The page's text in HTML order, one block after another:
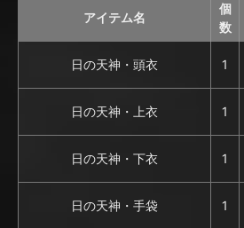
アイテム名
個
数
日の天神・頭衣 1
日の天神・上衣 1
日の天神・下衣 1
日の天神・手袋 1